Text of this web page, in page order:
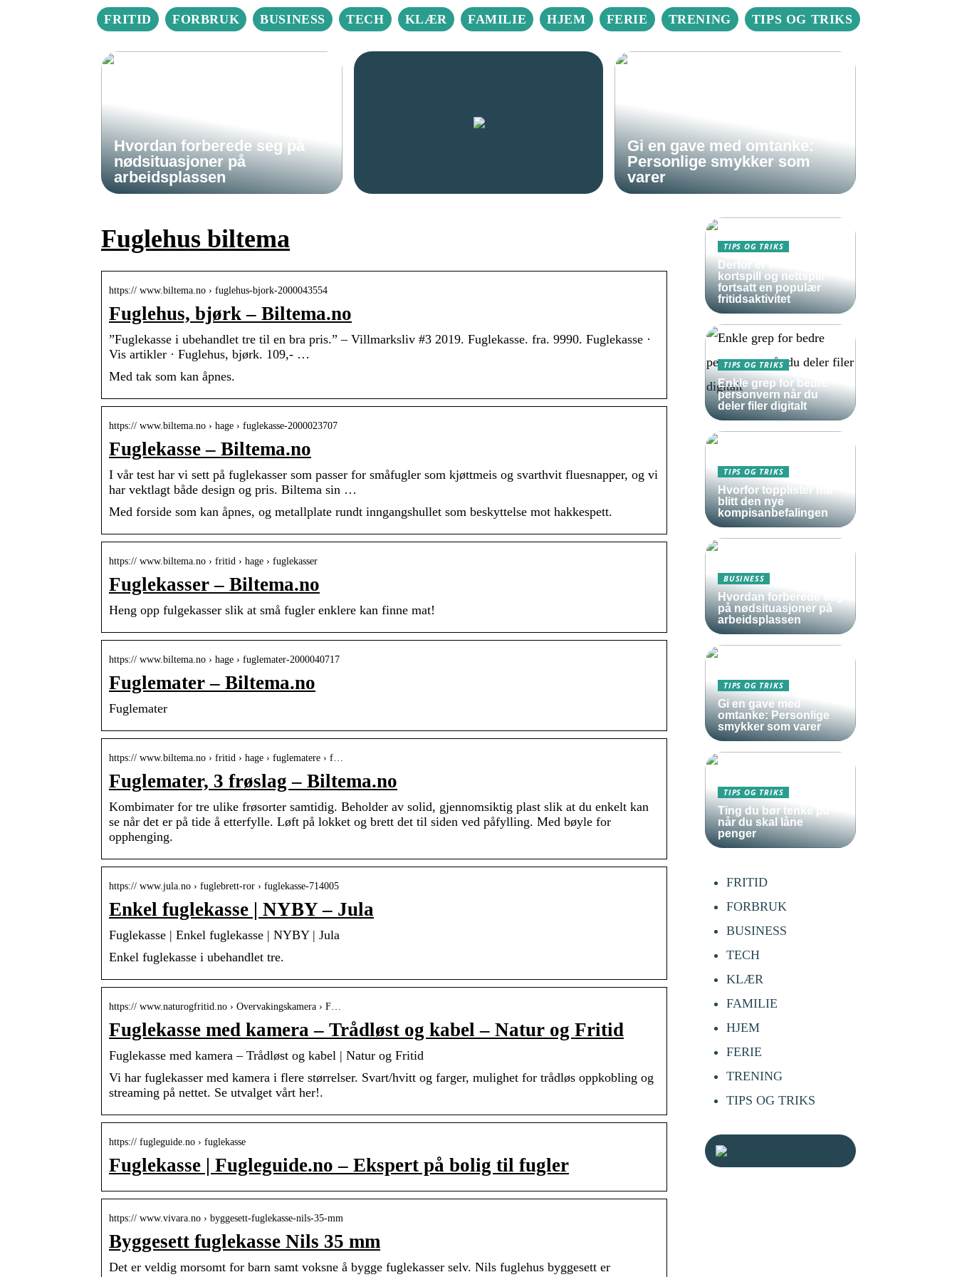
FRITID FORBRUK BUSINESS TECH KLÆR FAMILIE HJEM FERIE TRENING TIPS OG TRIKS
Hvordan forberede seg på
nødsituasjoner på
arbeidsplassen
Gi en gave med omtanke:
Personlige smykker som
varer
Fuglehus biltema
https:// www.biltema.no › fuglehus-bjork-2000043554
Fuglehus, bjørk – Biltema.no
”Fuglekasse i ubehandlet tre til en bra pris.” – Villmarksliv #3 2019. Fuglekasse. fra. 9990. Fuglekasse ·
Vis artikler · Fuglehus, bjørk. 109,- …
Med tak som kan åpnes.
https:// www.biltema.no › hage › fuglekasse-2000023707
Fuglekasse – Biltema.no
I vår test har vi sett på fuglekasser som passer for småfugler som kjøttmeis og svarthvit fluesnapper, og vi
har vektlagt både design og pris. Biltema sin …
Med forside som kan åpnes, og metallplate rundt inngangshullet som beskyttelse mot hakkespett.
https:// www.biltema.no › fritid › hage › fuglekasser
Fuglekasser – Biltema.no
Heng opp fulgekasser slik at små fugler enklere kan finne mat!
https:// www.biltema.no › hage › fuglemater-2000040717
Fuglemater – Biltema.no
Fuglemater
https:// www.biltema.no › fritid › hage › fuglematere › f…
Fuglemater, 3 frøslag – Biltema.no
Kombimater for tre ulike frøsorter samtidig. Beholder av solid, gjennomsiktig plast slik at du enkelt kan
se når det er på tide å etterfylle. Løft på lokket og brett det til siden ved påfylling. Med bøyle for
opphenging.
https:// www.jula.no › fuglebrett-ror › fuglekasse-714005
Enkel fuglekasse | NYBY – Jula
Fuglekasse | Enkel fuglekasse | NYBY | Jula
Enkel fuglekasse i ubehandlet tre.
https:// www.naturogfritid.no › Overvakingskamera › F…
Fuglekasse med kamera – Trådløst og kabel – Natur og Fritid
Fuglekasse med kamera – Trådløst og kabel | Natur og Fritid
Vi har fuglekasser med kamera i flere størrelser. Svart/hvitt og farger, mulighet for trådløs oppkobling og
streaming på nettet. Se utvalget vårt her!.
https:// fugleguide.no › fuglekasse
Fuglekasse | Fugleguide.no – Ekspert på bolig til fugler
https:// www.vivara.no › byggesett-fuglekasse-nils-35-mm
Byggesett fuglekasse Nils 35 mm
Det er veldig morsomt for barn samt voksne å bygge fuglekasser selv. Nils fuglehus byggesett er
TIPS OG TRIKS
Derfor er enkle
kortspill og nettspill
fortsatt en populær
fritidsaktivitet
TIPS OG TRIKS
Enkle grep for bedre
personvern når du
deler filer digitalt
TIPS OG TRIKS
Hvorfor topplister har
blitt den nye
kompisanbefalingen
BUSINESS
Hvordan forberede seg
på nødsituasjoner på
arbeidsplassen
TIPS OG TRIKS
Gi en gave med
omtanke: Personlige
smykker som varer
TIPS OG TRIKS
Ting du bør tenke på
når du skal låne
penger
FRITID
FORBRUK
BUSINESS
TECH
KLÆR
FAMILIE
HJEM
FERIE
TRENING
TIPS OG TRIKS